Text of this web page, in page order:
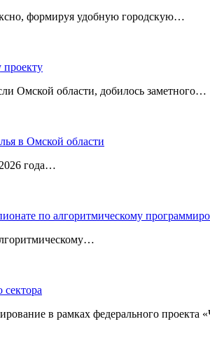
формируя удобную городскую…
проекту
Омской области, добилось заметного…
в Омской области
года…
по алгоритмическому
в рамках федерального